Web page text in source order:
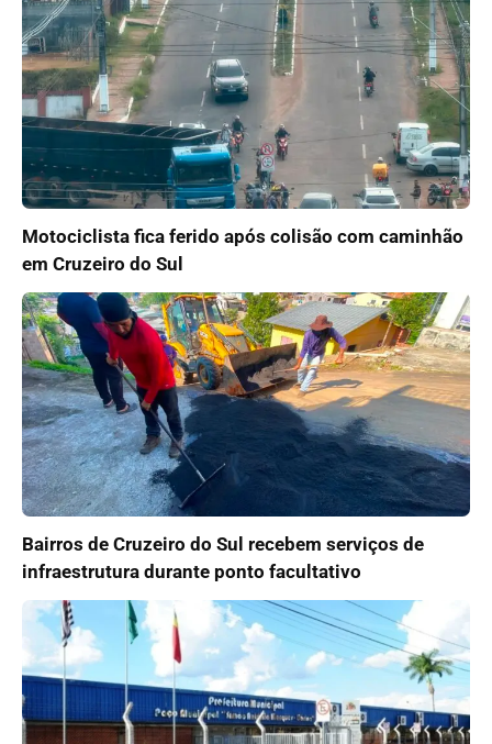
Motociclista fica ferido após colisão com caminhão
em Cruzeiro do Sul
Bairros de Cruzeiro do Sul recebem serviços de
infraestrutura durante ponto facultativo